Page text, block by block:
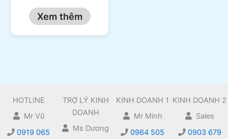
Xem thêm
HOTLINE
Mr Vũ
0919 065
TRỢ LÝ KINH
DOANH
Ms Dương
KINH DOANH 1
Mr Minh
0964 505
KINH DOANH 2
Sales
0903 679